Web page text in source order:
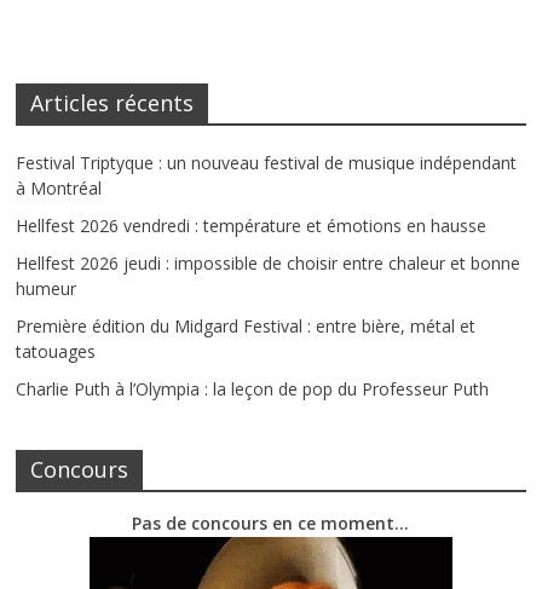
Articles récents
Festival Triptyque : un nouveau festival de musique indépendant
à Montréal
Hellfest 2026 vendredi : température et émotions en hausse
Hellfest 2026 jeudi : impossible de choisir entre chaleur et bonne
humeur
Première édition du Midgard Festival : entre bière, métal et
tatouages
Charlie Puth à l’Olympia : la leçon de pop du Professeur Puth
Concours
Pas de concours en ce moment…